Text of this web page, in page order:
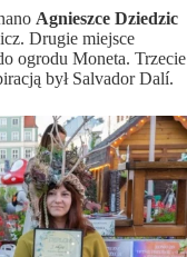
Agnieszce Dziedzic
Drugie miejsce
ogrodu Moneta. Trzecie
był Salvador Dalí.